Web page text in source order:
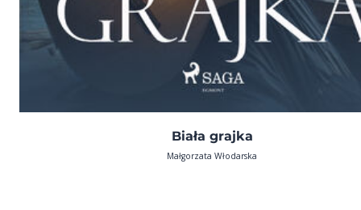
Biała grajka
Małgorzata Włodarska